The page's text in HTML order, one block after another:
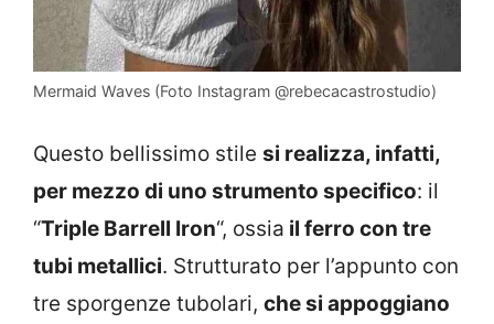
Mermaid Waves (Foto Instagram @rebecacastrostudio)
Questo bellissimo stile si realizza, infatti,
per mezzo di uno strumento specifico: il
“Triple Barrell Iron“, ossia il ferro con tre
tubi metallici. Strutturato per l’appunto con
tre sporgenze tubolari, che si appoggiano